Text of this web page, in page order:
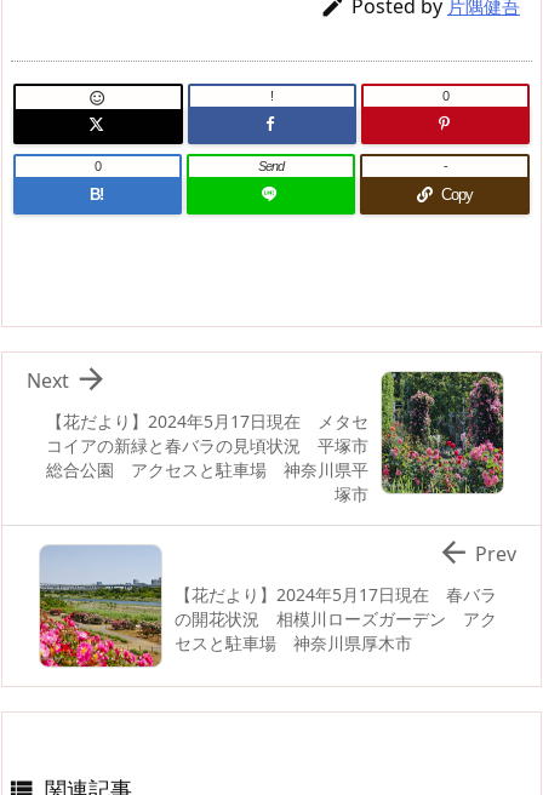
 Posted by 片隅健吾
 ! 0
B!
0 Send
Copy
-
【花だより】2024年5月17日現在 メタセ
コイアの新緑と春バラの見頃状況 平塚市
総合公園 アクセスと駐車場 神奈川県平
塚市

Next
【花だより】2024年5月17日現在 春バラ
の開花状況 相模川ローズガーデン アク
セスと駐車場 神奈川県厚木市
 Prev